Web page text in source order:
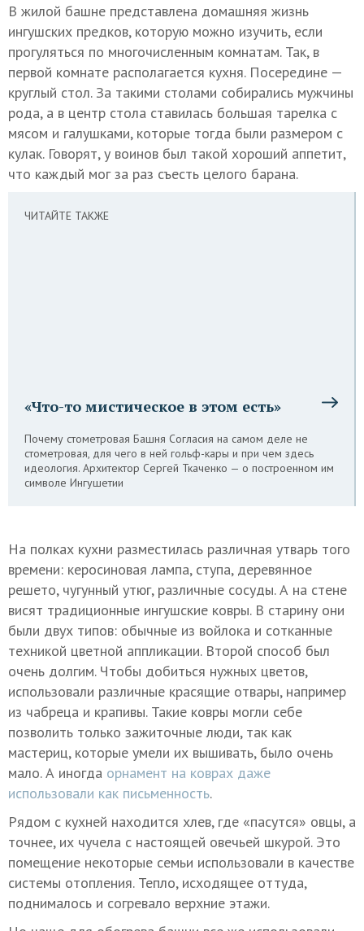
В жилой башне представлена домашняя жизнь
ингушских предков, которую можно изучить, если
прогуляться по многочисленным комнатам. Так, в
первой комнате располагается кухня. Посередине —
круглый стол. За такими столами собирались мужчины
рода, а в центр стола ставилась большая тарелка с
мясом и галушками, которые тогда были размером с
кулак. Говорят, у воинов был такой хороший аппетит,
что каждый мог за раз съесть целого барана.
ЧИТАЙТЕ ТАКЖЕ
«Что-то мистическое в этом есть»
Почему стометровая Башня Согласия на самом деле не
стометровая, для чего в ней гольф-кары и при чем здесь
идеология. Архитектор Сергей Ткаченко — о построенном им
символе Ингушетии
На полках кухни разместилась различная утварь того
времени: керосиновая лампа, ступа, деревянное
решето, чугунный утюг, различные сосуды. А на стене
висят традиционные ингушские ковры. В старину они
были двух типов: обычные из войлока и сотканные
техникой цветной аппликации. Второй способ был
очень долгим. Чтобы добиться нужных цветов,
использовали различные красящие отвары, например
из чабреца и крапивы. Такие ковры могли себе
позволить только зажиточные люди, так как
мастериц, которые умели их вышивать, было очень
мало. А иногда орнамент на коврах даже
использовали как письменность.
Рядом с кухней находится хлев, где «пасутся» овцы, а
точнее, их чучела с настоящей овечьей шкурой. Это
помещение некоторые семьи использовали в качестве
системы отопления. Тепло, исходящее оттуда,
поднималось и согревало верхние этажи.